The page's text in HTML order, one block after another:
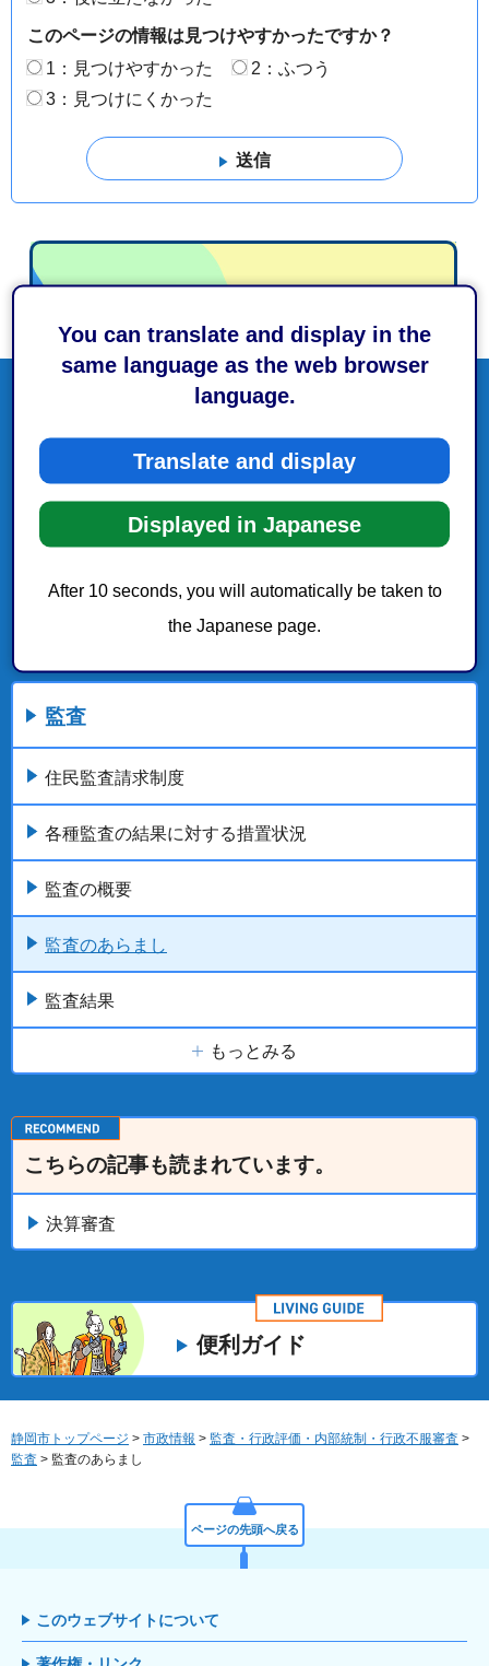
You can translate and display in the
same language as the web browser
language.
Translate and display
Displayed in Japanese
After 10 seconds, you will automatically be taken to
the Japanese page.
このページの情報は見つけやすかったですか？
1：見つけやすかった
2：ふつう
3：見つけにくかった
監査
住民監査請求制度
各種監査の結果に対する措置状況
監査の概要
監査のあらまし
監査結果
もっとみる
こちらの記事も読まれています。
決算審査
便利ガイド
静岡市トップページ > 市政情報 > 監査・行政評価・内部統制・行政不服審査 >
監査 > 監査のあらまし
ページの先頭へ戻る
このウェブサイトについて